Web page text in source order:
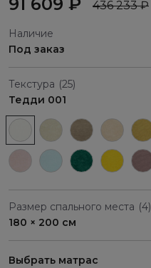
91 609 ₽ 436 233 ₽
Наличие
Под заказ
Текстура (25)
Тедди 001
Размер спального места (4)
180 × 200 см
Выбрать матрас